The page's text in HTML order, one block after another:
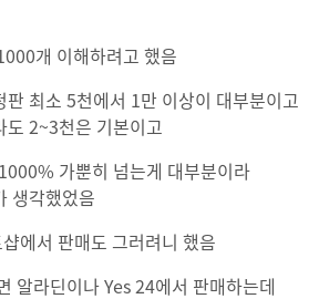
개 이해하려고 했음
최소 5천에서 1만 이상이 대부분이고
도 2~3천은 기본이고
가뿐히 넘는게 대부분이라
생각했었음
에서 판매도 그러려니 했음
알라딘이나 Yes 24에서 판매하는데